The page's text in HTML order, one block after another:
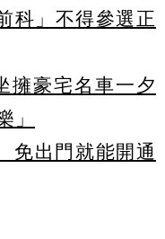
科」不得參選正
擁豪宅名車一夕
」
免出門就能開通